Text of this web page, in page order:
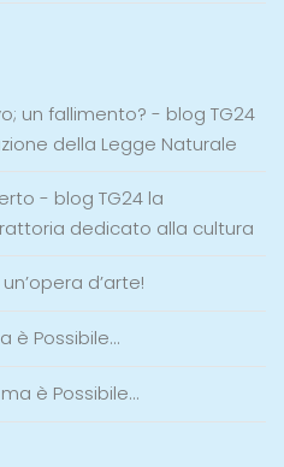
un fallimento? - blog TG24
della Legge Naturale
- blog TG24 la
dedicato alla cultura
d’arte!
è Possibile…
è Possibile…